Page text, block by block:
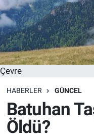
Çevre
HABERLER GÜNCEL
Batuhan
Öldü?